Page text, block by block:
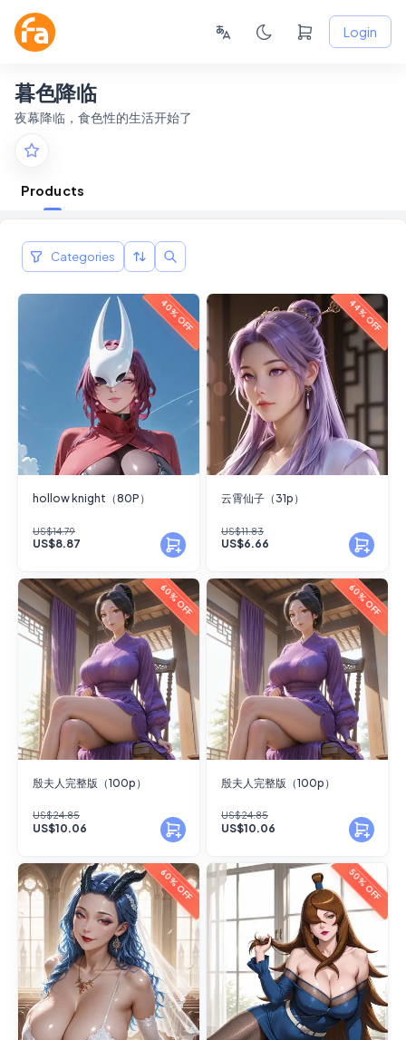
Login
暮色降临
夜幕降临，食色性的生活开始了
Products
Categories
40% OFF
hollow knight（80P）
US$14.79
US$8.87
44% OFF
云霄仙子（31p）
US$11.83
US$6.66
60% OFF
殷夫人完整版（100p）
US$24.85
US$10.06
60% OFF
殷夫人完整版（100p）
US$24.85
US$10.06
60% OFF 50% OFF